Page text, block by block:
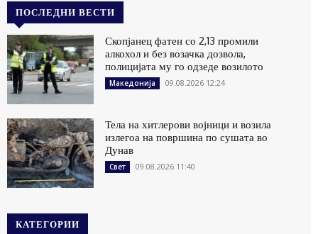
ПОСЛЕДНИ ВЕСТИ
Скопјанец фатен со 2,13 промили
алкохол и без возачка дозвола,
полицијата му го одзеде возилото
Македонија 09.08.2026 12:24
Тела на хитлерови војници и возила
излегоа на површина по сушата во
Дунав
Свет 09.08.2026 11:40
КАТЕГОРИИ